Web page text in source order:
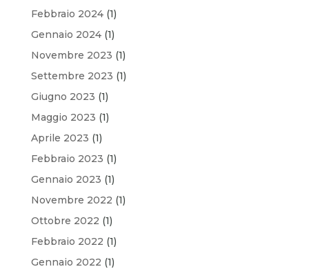
Febbraio 2024(1)
Gennaio 2024(1)
Novembre 2023 (1)
Settembre 2023 (1)
Giugno 2023 (1)
Maggio 2023 (1)
Aprile 2023 (1)
Febbraio 2023 (1)
Gennaio 2023 (1)
Novembre 2022 (1)
Ottobre 2022 (1)
Febbraio 2022 (1)
Gennaio 2022 (1)